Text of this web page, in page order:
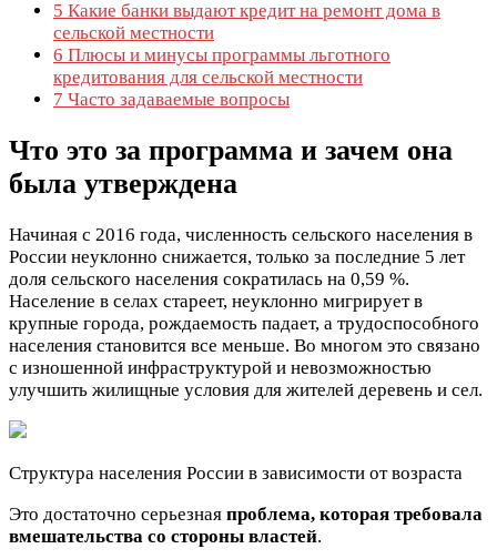
5 Какие банки выдают кредит на ремонт дома в
сельской местности
6 Плюсы и минусы программы льготного
кредитования для сельской местности
7 Часто задаваемые вопросы
Что это за программа и зачем она
была утверждена
Начиная с 2016 года, численность сельского населения в
России неуклонно снижается, только за последние 5 лет
доля сельского населения сократилась на 0,59 %.
Население в селах стареет, неуклонно мигрирует в
крупные города, рождаемость падает, а трудоспособного
населения становится все меньше. Во многом это связано
с изношенной инфраструктурой и невозможностью
улучшить жилищные условия для жителей деревень и сел.
Структура населения России в зависимости от возраста
Это достаточно серьезная проблема, которая требовала
вмешательства со стороны властей.